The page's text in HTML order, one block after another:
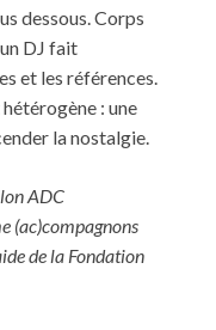
dessous. Corps
DJ fait
et les références.
: une
la nostalgie.
ADC
(ac)compagnons
de la Fondation